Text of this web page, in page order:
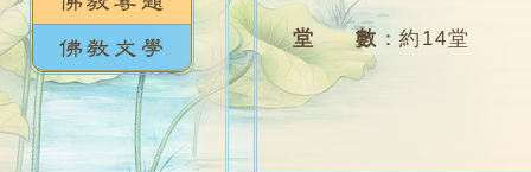
堂 數 ：約14堂